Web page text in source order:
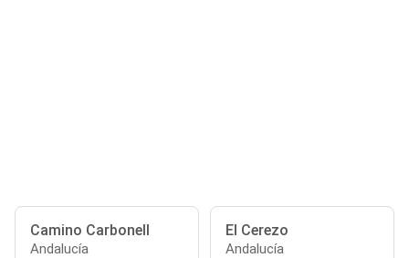
Camino Carbonell
Andalucía
El Cerezo
Andalucía